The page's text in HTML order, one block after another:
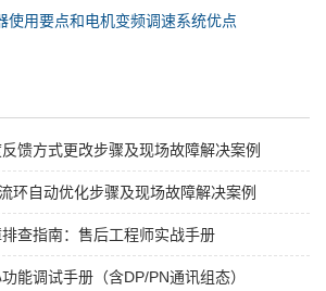
使用要点和电机变频调速系统优点
馈方式更改步骤及现场故障解决案例
环自动优化步骤及现场故障解决案例
查指南：售后工程师实战手册
能调试手册（含DP/PN通讯组态）